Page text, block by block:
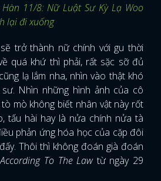
11/8: Nữ Luật Sư Kỳ Lạ Woo
lại đi xuống
trở thành nữ chính với gu thời
quá khứ thì phải, rất sặc sỡ đủ
lạ lắm nha, nhìn vào thật khó
Nhìn những hình ảnh của cô
mò không biết nhân vật này rốt
tấu hài hay là nửa chính nửa tà
phản ứng hóa học của cặp đôi
Thôi thì không đoán già đoán
To The Lawtừ ngày 29